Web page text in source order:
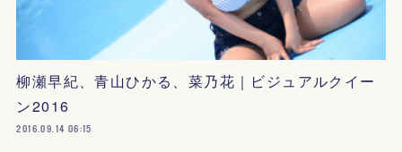
柳瀬早紀、青山ひかる、菜乃花｜ビジュアルクイー
ン2016
2016.09.14 06:15